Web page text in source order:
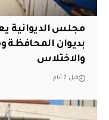
مجلس الديوانية
بديوان المحافظة
والاختلاس
قبل 7 أيام